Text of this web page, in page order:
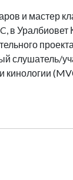
и мастер
в Уралбиовет
слушатель/